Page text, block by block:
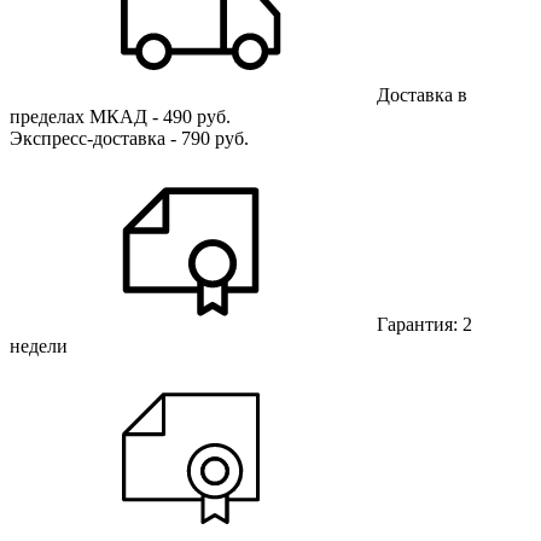
Доставка в
пределах МКАД - 490 руб.
Экспресс-доставка - 790 руб.
Гарантия: 2
недели